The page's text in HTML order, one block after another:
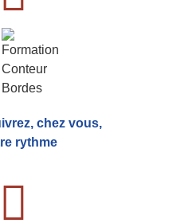
chez vous,
rythme